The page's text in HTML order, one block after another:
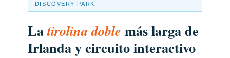
DISCOVERY PARK
Latirolina doble más larga de
Irlanda y circuito interactivo